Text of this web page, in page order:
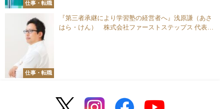
仕事・転職
仕事・転職
『第三者承継により学習塾の経営者へ』浅原謙（あさ
はら・けん） 株式会社ファーストステップス 代表取